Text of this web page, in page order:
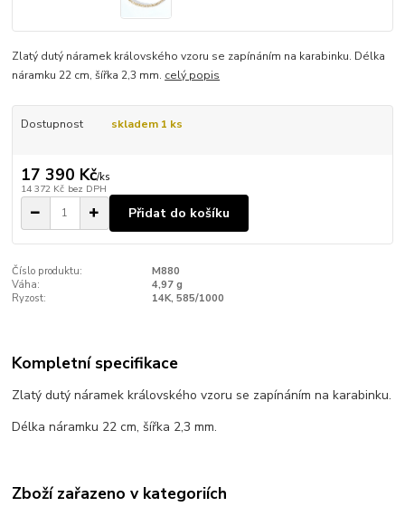
Zlatý dutý náramek královského vzoru se zapínáním na karabinku. Délka
náramku 22 cm, šířka 2,3 mm. celý popis
Dostupnost skladem 1 ks
17 390 Kč/ks
14 372 Kč bez DPH
Přidat do košíku
Číslo produktu:
M880
Váha:
4,97 g
Ryzost:
14K, 585/1000
Kompletní specifikace
Zlatý dutý náramek královského vzoru se zapínáním na karabinku.
Délka náramku 22 cm, šířka 2,3 mm.
Zboží zařazeno v kategoriích